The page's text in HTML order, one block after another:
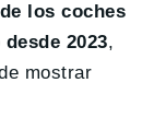
los coches
2023,
mostrar